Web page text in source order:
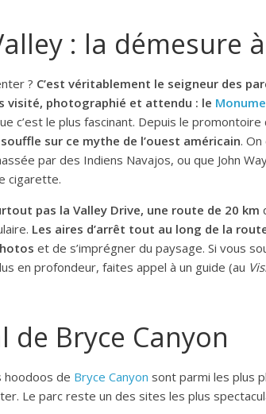
: la démesure
? C’est véritablement le seigneur des
visité, photographié et attendu : le
c’est le plus fascinant. Depuis le promontoire
sur ce mythe de l’ouest américain.
par des Indiens Navajos, ou que John
cigarette.
pas la Valley Drive, une route de 20 km
Les aires d’arrêt tout au long de la
et de s’imprégner du paysage. Si vous
en profondeur, faites appel à un guide (au
de Bryce Canyon
hoodoos de Bryce Canyon sont parmi les plus
Le parc reste un des sites les plus